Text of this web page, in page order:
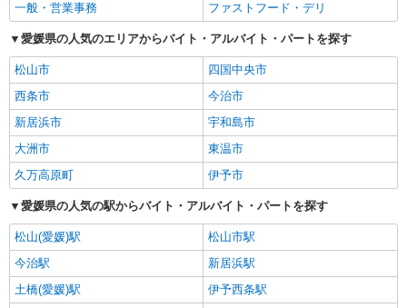
一般・営業事務
ファストフード・デリ
愛媛県の人気のエリアからバイト・アルバイト・パートを探す
松山市
四国中央市
西条市
今治市
新居浜市
宇和島市
大洲市
東温市
久万高原町
伊予市
愛媛県の人気の駅からバイト・アルバイト・パートを探す
松山(愛媛)駅
松山市駅
今治駅
新居浜駅
土橋(愛媛)駅
伊予西条駅